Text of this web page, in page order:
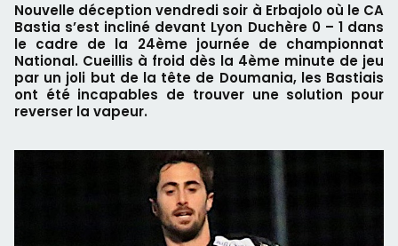
Nouvelle déception vendredi soir à Erbajolo où le CA
Bastia s’est incliné devant Lyon Duchère 0 – 1 dans
le cadre de la 24ème journée de championnat
National. Cueillis à froid dès la 4ème minute de jeu
par un joli but de la tête de Doumania, les Bastiais
ont été incapables de trouver une solution pour
reverser la vapeur.